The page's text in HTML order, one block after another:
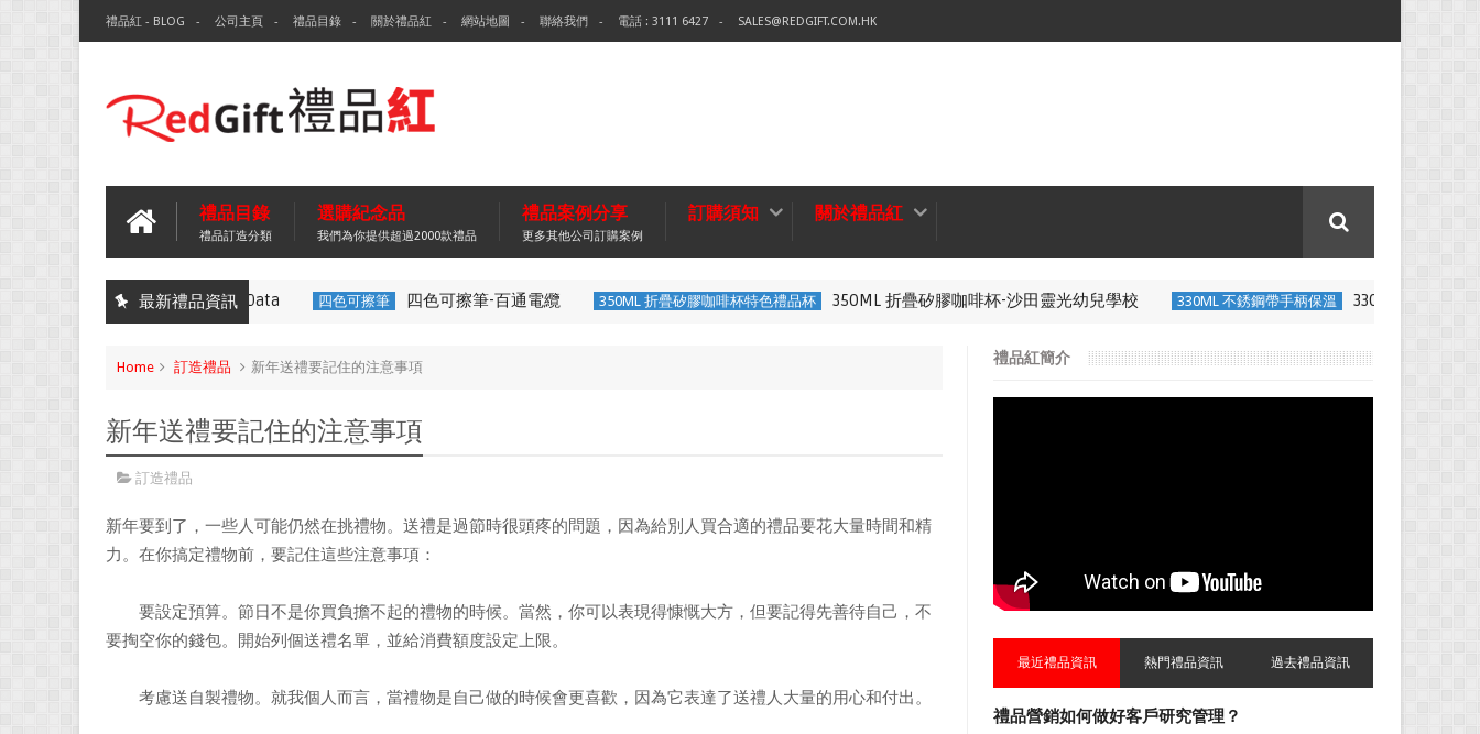
禮品紅 - BLOG 公司主頁 禮品目錄 關於禮品紅 網站地圖 聯絡我們 電話 : 3111 6427 SALES@REDGIFT.COM.HK
禮品目錄
禮品訂造分類
選購紀念品
我們為你提供超過2000款禮品
禮品案例分享
更多其他公司訂購案例
訂購須知 關於禮品紅
最新禮品資訊
環保袋-Tech Data 四色可擦筆 四色可擦筆-百通電纜 350ML 折疊矽膠咖啡杯特色禮品杯 350ML 折疊矽膠咖啡杯-沙田靈光幼兒學校 330ML 不銹鋼帶手柄保溫 330ML 不銹鋼帶手
Home 訂造禮品 新年送禮要記住的注意事項
新年送禮要記住的注意事項
訂造禮品
新年要到了，一些人可能仍然在挑禮物。送禮是過節時很頭疼的問題，因為給別人買合適的禮品要花大量時間和精
力。在你搞定禮物前，要記住這些注意事項：
要設定預算。節日不是你買負擔不起的禮物的時候。當然，你可以表現得慷慨大方，但要記得先善待自己，不
要掏空你的錢包。開始列個送禮名單，並給消費額度設定上限。
考慮送自製禮物。就我個人而言，當禮物是自己做的時候會更喜歡，因為它表達了送禮人大量的用心和付出。
禮品紅簡介
最近禮品資訊 熱門禮品資訊 過去禮品資訊
禮品營銷如何做好客戶研究管理？